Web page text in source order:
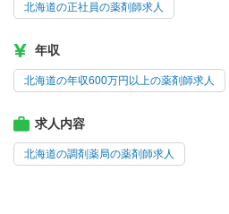
北海道の正社員の薬剤師求人
年収
北海道の年収600万円以上の薬剤師求人
求人内容
北海道の調剤薬局の薬剤師求人